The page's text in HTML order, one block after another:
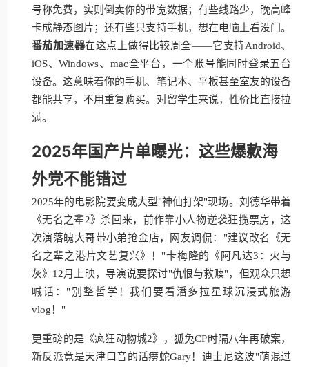
号称免费，实则倒卖你的带宽数据；有些线路少，晚高峰
卡成静态图片；还有些只支持手机，想在电脑上看没门。
番茄加速器在这点上做得比较周全——它支持Android、
iOS、Windows、mac全平台，一个账号能同时登录五台
设备。这意味着你的手机、笔记本、平板甚至室友的设备
都能共享，不用重复购买。对留学生来说，性价比直接拉
满。
2025年国产片单曝光：这些爆款海
外党不能错过
2025年的电影院要变成大型"神仙打架"现场。刘德华带着
《无名之辈2》杀回来，前作靠小人物逆袭狂揽票房，这
次演落魄大哥带小弟抢金店，网友调侃："建议改名《无
名之辈之港片文艺复兴》！"卡梅隆的《阿凡达3：火与
灰》12月上映，导演说要探讨"仇恨与救赎"，但观众只想
喊话："别整哲学！我们要看潘多拉星球沉浸式旅游
vlog！"
更重磅的是《疯狂动物城2》，狐兔CP时隔八年再破案，
新反派竟是天津口音的话痨蛇Gary！迪士尼这波"萌混过